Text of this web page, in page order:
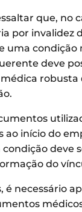
que, no
por invalidez
uma condição
deve
robusta
ao início do
deve
do
é necessário